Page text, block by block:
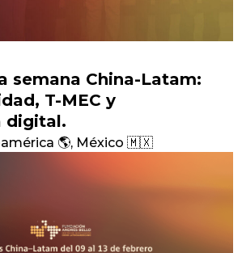
semana China-Latam:
T-MEC y
digital.
🌎, México 🇲🇽